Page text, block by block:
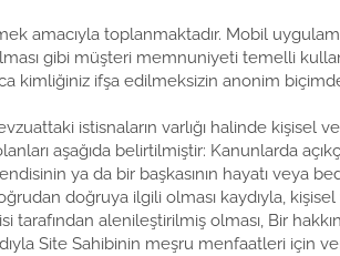
amacıyla toplanmaktadır. Mobil
gibi müşteri memnuniyeti temelli
kimliğiniz ifşa edilmeksizin anonim
istisnaların varlığı halinde kişisel
aşağıda belirtilmiştir: Kanunlarda
ya da bir başkasının hayatı veya
doğruya ilgili olması kaydıyla,
alenileştirilmiş olması, Bir
Site Sahibinin meşru menfaatleri için